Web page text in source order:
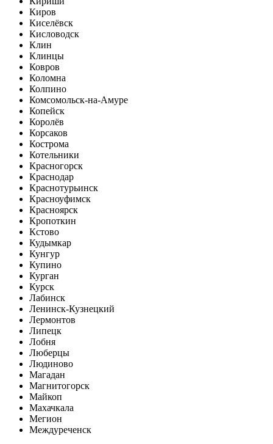
Киров
Киселёвск
Кисловодск
Клин
Клинцы
Ковров
Коломна
Колпино
Комсомольск-на-Амуре
Копейск
Королёв
Корсаков
Кострома
Котельники
Красногорск
Краснодар
Краснотурьинск
Красноуфимск
Красноярск
Кропоткин
Кстово
Кудымкар
Кунгур
Купино
Курган
Курск
Лабинск
Ленинск-Кузнецкий
Лермонтов
Липецк
Лобня
Люберцы
Людиново
Магадан
Магнитогорск
Майкоп
Махачкала
Мегион
Междуреченск